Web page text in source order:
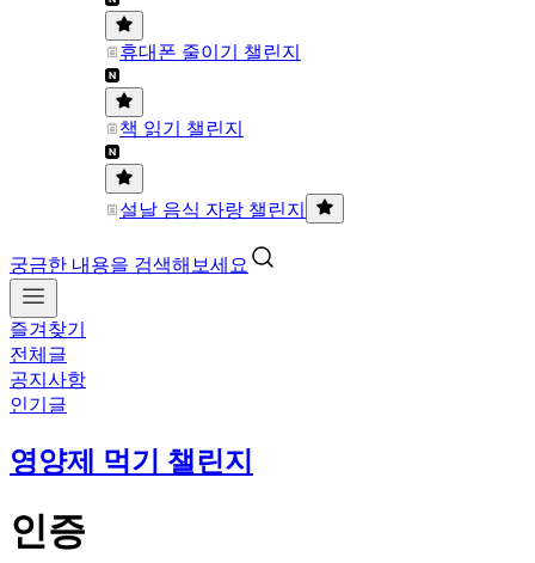
휴대폰 줄이기 챌린지
책 읽기 챌린지
설날 음식 자랑 챌린지
궁금한 내용을 검색해보세요
즐겨찾기
전체글
공지사항
인기글
영양제 먹기 챌린지
인증